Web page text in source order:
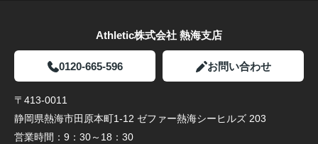
Athletic株式会社 熱海支店
0120-665-596 お問い合わせ
〒413-0011
静岡県熱海市田原本町1-12 ゼファー熱海シーヒルズ 203
営業時間： 9：30～18：30